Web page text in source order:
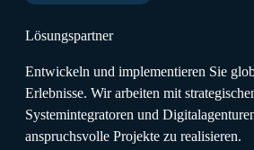
Lösungspartner
Entwickeln und implementieren Sie
Erlebnisse. Wir arbeiten mit
Systemintegratoren und
anspruchsvolle Projekte zu realisieren.